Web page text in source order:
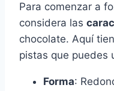
Para comenzar a
considera las
chocolate. Aquí
pistas que puedes
Forma: